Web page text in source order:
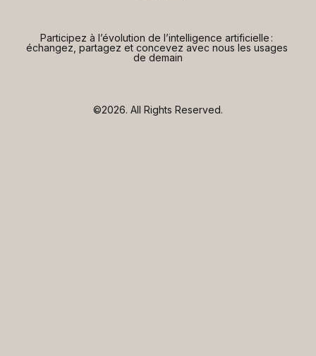
Participez à l’évolution de l’intelligence artificielle :
échangez, partagez et concevez avec nous les usages
de demain
©2026. All Rights Reserved.